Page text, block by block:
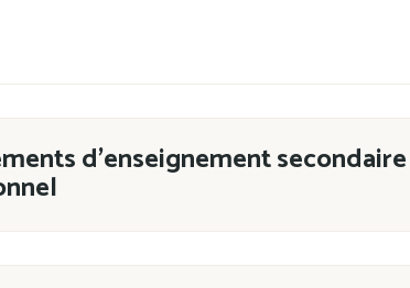
d'enseignement